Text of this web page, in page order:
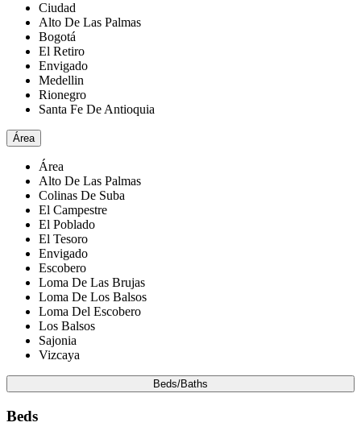
Ciudad
Alto De Las Palmas
Bogotá
El Retiro
Envigado
Medellin
Rionegro
Santa Fe De Antioquia
Área
Área
Alto De Las Palmas
Colinas De Suba
El Campestre
El Poblado
El Tesoro
Envigado
Escobero
Loma De Las Brujas
Loma De Los Balsos
Loma Del Escobero
Los Balsos
Sajonia
Vizcaya
Beds/Baths
Beds